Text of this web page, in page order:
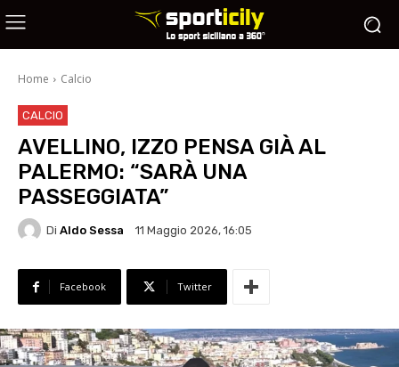
Home Calcio
CALCIO
AVELLINO, IZZO PENSA GIÀ AL
PALERMO: “SARÀ UNA
PASSEGGIATA”
Di Aldo Sessa 11 Maggio 2026, 16:05
Facebook Twitter